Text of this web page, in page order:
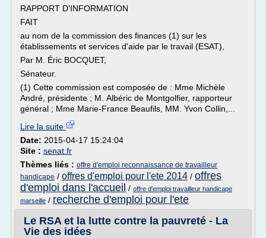
RAPPORT D'INFORMATION
FAIT
au nom de la commission des finances (1) sur les
établissements et services d'aide par le travail (ESAT),
Par M. Éric BOCQUET,
Sénateur.
(1) Cette commission est composée de : Mme Michèle
André, présidente ; M. Albéric de Montgolfier, rapporteur
général ; Mme Marie-France Beaufils, MM. Yvon Collin,...
Lire la suite
Date: 2015-04-17 15:24:04
Site : senat.fr
Thèmes liés : offre d'emploi reconnaissance de travailleur
handicape / offres d'emploi pour l'ete 2014 / offres
d'emploi dans l'accueil / offre d'emploi travailleur handicape
marseille / recherche d'emploi pour l'ete
Le RSA et la lutte contre la pauvreté - La
Vie des idées